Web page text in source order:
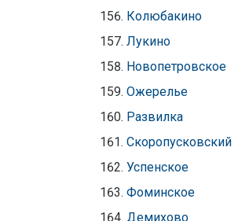
Колюбакино
Лукино
Новопетровское
Ожерелье
Развилка
Скоропусковский
Успенское
Фоминское
Демихово